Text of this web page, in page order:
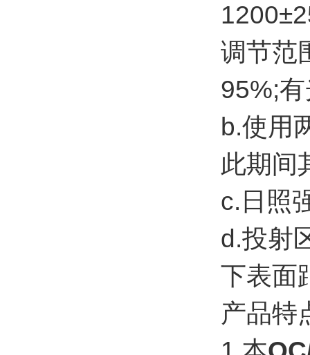
调节范
95%;
b.使用
此期间
c.日照
d.投射
下表面
产品特